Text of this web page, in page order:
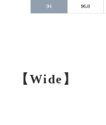
【Wide】